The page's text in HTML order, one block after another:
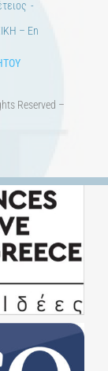
– En
Reserved –